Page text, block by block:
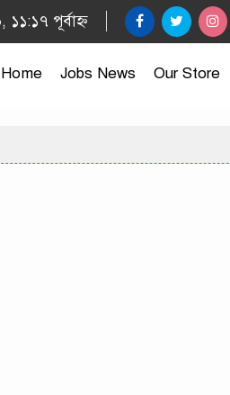
পূর্বাহ্ন
Home Jobs News Our Store